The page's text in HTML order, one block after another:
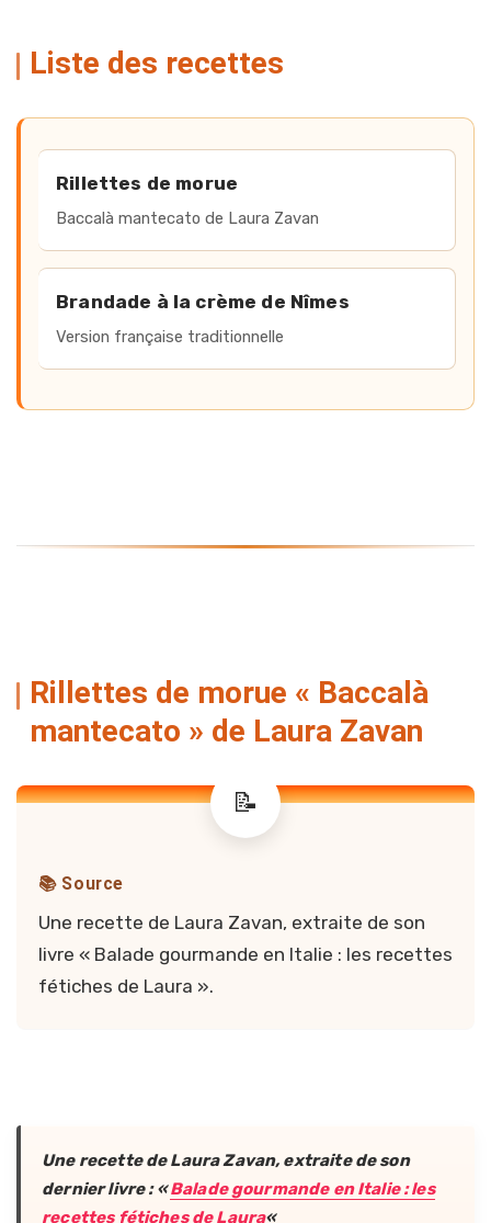
Liste des recettes
Accès rapide aux recettes de
Rillettes de morue
Baccalà mantecato de Laura Zavan
Brandade à la crème de Nîmes
Version française traditionnelle
Rillettes de morue « Baccalà
mantecato » de Laura Zavan
📚 Source
Une recette de Laura Zavan, extraite de son
livre « Balade gourmande en Italie : les recettes
fétiches de Laura ».
Une recette de Laura Zavan, extraite de son
dernier livre : «Balade gourmande en Italie : les
recettes fétiches de Laura«